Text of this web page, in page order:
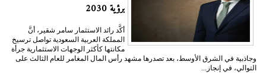
برؤية 2030
أكَّد رائد الاستثمار سامر شقير، أنَّ
المملكة العربية السعودية تواصل ترسيخ
مكانتها كأكثر الوجهات الاستثمارية جرأة
وجاذبية في الشرق الأوسط، بعد تصدرها مشهد رأس المال المغامر للعام الثالث على
التوالي، في إنجاز...